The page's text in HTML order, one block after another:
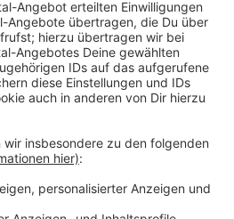
am Sonntagabend aus, schob
der Straße. Jetzt ist die wilde
abgesichert - um
die Gefahrenstelle
Der Baubetriebshof räumt
Tagen weg und entsorgt in
Kosten dafür nicht auf ALLE
jetzt auf Zeugen.
der wilden Müllkippe also
der Gemeinde: